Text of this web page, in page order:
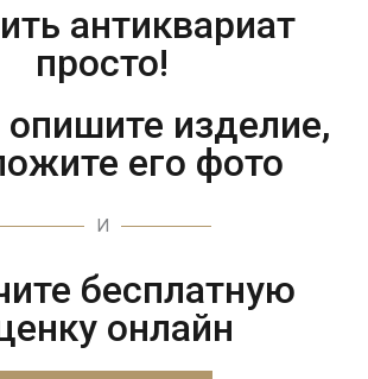
антиквариат
просто!
опишите изделие,
его фото
И
бесплатную
онлайн